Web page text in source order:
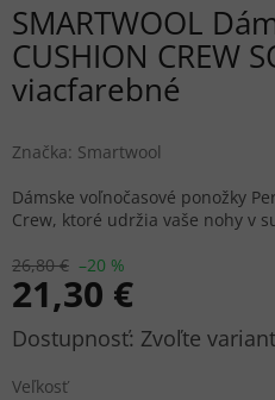
SMARTWOOL
CUSHION CREW
viacfarebné
Značka: Smartwool
26,80 € –20 %
21,30 €
Jednotková
Zvoľte variant
Veľkosť
Dámske voľnočasové ponožky
Crew, ktoré udržia vaše nohy v